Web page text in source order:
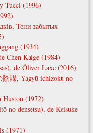
Tucci (1996)
Тени забытых
(1934)
Chen Kaige (1984)
de Óliver Laxe (2016)
陰謀, Yagyū ichizoku no
Huston (1972)
no densetsu), de Keisuke
(1971)